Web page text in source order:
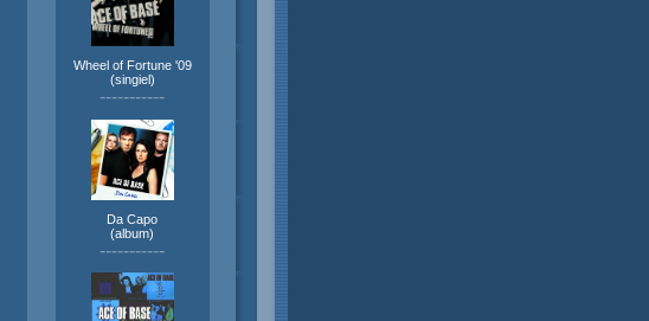
Wheel of Fortune '09
(singiel)
-----------
Da Capo
(album)
-----------